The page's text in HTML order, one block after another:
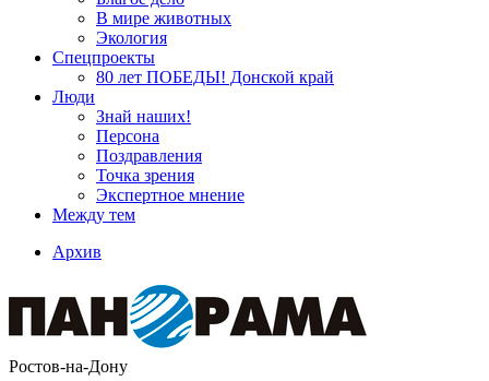
В мире животных
Экология
Спецпроекты
80 лет ПОБЕДЫ! Донской край
Люди
Знай наших!
Персона
Поздравления
Точка зрения
Экспертное мнение
Между тем
Архив
Ростов-на-Дону